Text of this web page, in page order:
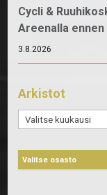
Cycli &
Areenalla ennen
3.8.2026
Arkistot
Arkistot